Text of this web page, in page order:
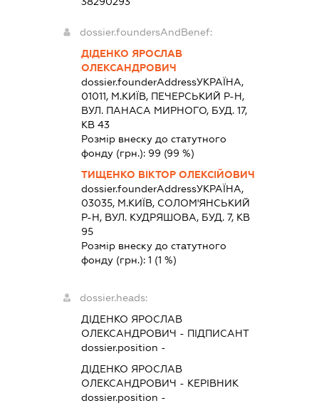
dossier.foundersAndBenef:
ДІДЕНКО ЯРОСЛАВ
ОЛЕКСАНДРОВИЧ
dossier.founderAddressУКРАЇНА,
01011, М.КИЇВ, ПЕЧЕРСЬКИЙ Р-Н,
ВУЛ. ПАНАСА МИРНОГО, БУД. 17,
КВ 43
Розмір внеску до статутного
фонду (грн.): 99 (99 %)
ТИЩЕНКО ВІКТОР ОЛЕКСІЙОВИЧ
dossier.founderAddressУКРАЇНА,
03035, М.КИЇВ, СОЛОМ'ЯНСЬКИЙ
Р-Н, ВУЛ. КУДРЯШОВА, БУД. 7, КВ
95
Розмір внеску до статутного
фонду (грн.): 1 (1 %)
dossier.heads:
ДІДЕНКО ЯРОСЛАВ
ОЛЕКСАНДРОВИЧ - ПІДПИСАНТ
dossier.position -
ДІДЕНКО ЯРОСЛАВ
ОЛЕКСАНДРОВИЧ - КЕРІВНИК
dossier.position -